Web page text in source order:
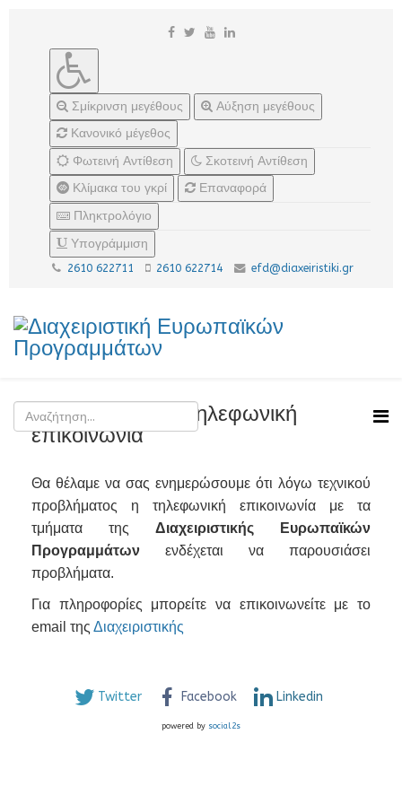
Σμίκρινση μεγέθους
Αύξηση μεγέθους
Κανονικό μέγεθος
Φωτεινή Αντίθεση
Σκοτεινή Αντίθεση
Κλίμακα του γκρί
Επαναφορά
Πληκτρολόγιο
Υπογράμμιση
2610 622711 2610 622714 efd@diaxeiristiki.gr
Πρόβλημα στην τηλεφωνική
επικοινωνία
Θα θέλαμε να σας ενημερώσουμε ότι λόγω τεχνικού
προβλήματος η τηλεφωνική επικοινωνία με τα
τμήματα της Διαχειριστικής Ευρωπαϊκών
Προγραμμάτων ενδέχεται να παρουσιάσει
προβλήματα.
Για πληροφορίες μπορείτε να επικοινωνείτε με το
email της Διαχειριστικής
Twitter Facebook Linkedin
powered by social2s